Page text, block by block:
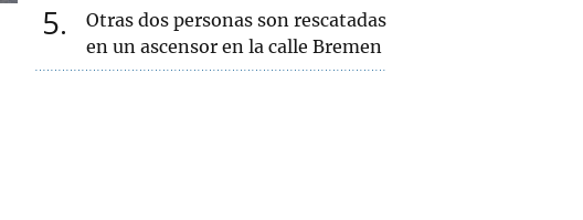
5
Otras dos personas son rescatadas
en un ascensor en la calle Bremen